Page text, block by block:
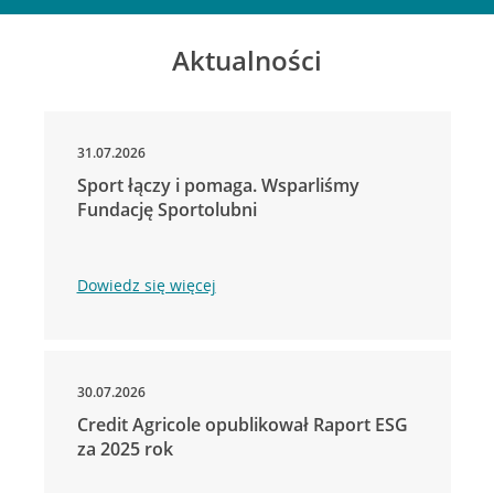
Aktualności
31.07.2026
Sport łączy i pomaga. Wsparliśmy
Fundację Sportolubni
Dowiedz się więcej
30.07.2026
Credit Agricole opublikował Raport ESG
za 2025 rok